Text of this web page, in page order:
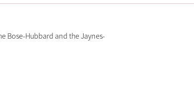
Bose-Hubbard and the Jaynes-